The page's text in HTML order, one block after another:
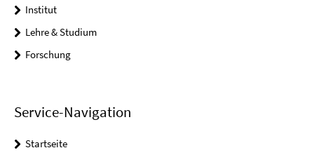
Institut
Lehre & Studium
Forschung
Service-Navigation
Startseite